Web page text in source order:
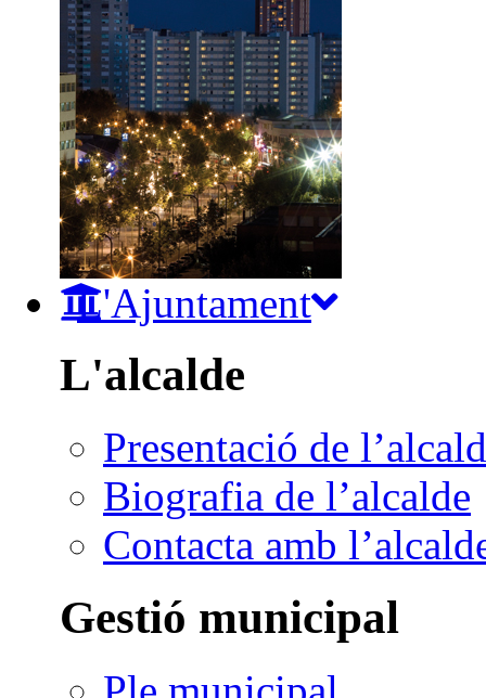
L'Ajuntament
L'alcalde
Presentació de
Biografia de l’alcalde
Contacta amb
Gestió municipal